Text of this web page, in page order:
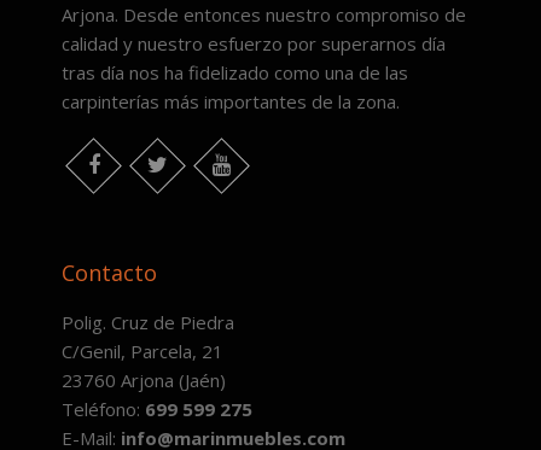
Arjona. Desde entonces nuestro compromiso de
calidad y nuestro esfuerzo por superarnos día
tras día nos ha fidelizado como una de las
carpinterías más importantes de la zona.
Facebook Twitter Youtube
Contacto
Polig. Cruz de Piedra
C/Genil, Parcela, 21
23760 Arjona (Jaén)
Teléfono: 699 599 275
E-Mail: info@marinmuebles.com